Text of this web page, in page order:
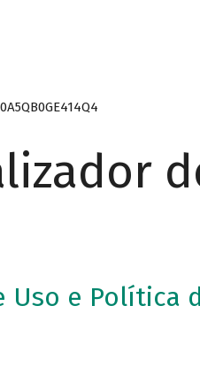
Uso e Política